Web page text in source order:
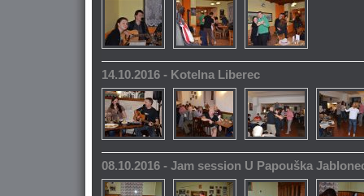
14.10.2016 - Kotelna Liberec
08.10.2016 - Jam session U Papouška